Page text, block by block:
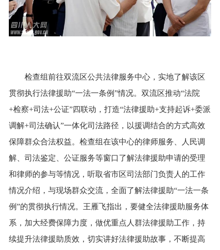
检查组前往双流区公共法律服务中心，实地了解该区
贯彻执行法律援助“一法一条例”情况。双流区推动“法院
+检察+司法+公证”四联动，打造“法律援助+支持起诉+委派
调解+司法确认”一体化司法路径，以援调结合的方式高效
保障群众合法权益。检查组在该中心的律师服务、人民调
解、司法鉴定、公证服务等窗口了解法律援助申请的受理
和律师的参与等情况，听取省市区司法部门负责人的工作
情况介绍，与现场群众交流，全面了解法律援助“一法一条
例”的贯彻执行情况。王雁飞指出，要健全法律援助服务体
系，加大经费保障力度，做优重点人群法律援助工作，持
续提升法律援助质效，切实讲好法律援助故事，不断提高